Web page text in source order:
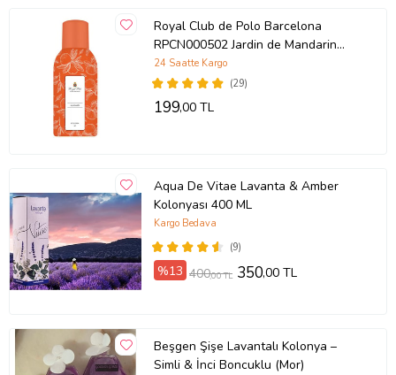
Royal Club de Polo Barcelona
RPCN000502 Jardin de Mandarin
Sprey Kolonya 150 ml EDC
(29)
24 Saatte Kargo
199,00 TL
Aqua De Vitae Lavanta & Amber
Kolonyası 400 ML
(9)
Kargo Bedava
%13 400,00 TL 350,00 TL
Beşgen Şişe Lavantalı Kolonya –
Simli & İnci Boncuklu (Mor)